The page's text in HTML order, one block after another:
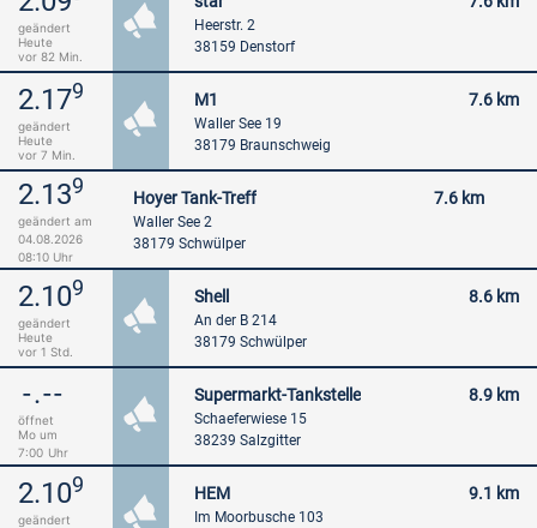
geändert
Heute
vor 82 Min.
Heerstr. 2
38159 Denstorf
2.179
geändert
Heute
vor 7 Min.
M1 7.6 km
Waller See 19
38179 Braunschweig
2.139
geändert am
04.08.2026
08:10 Uhr
Hoyer Tank-Treff 7.6 km
Waller See 2
38179 Schwülper
2.109
geändert
Heute
vor 1 Std.
Shell 8.6 km
An der B 214
38179 Schwülper
-.--
öffnet
Mo um
7:00 Uhr
Supermarkt-Tankstelle 8.9 km
Schaeferwiese 15
38239 Salzgitter
2.109
geändert
HEM 9.1 km
Im Moorbusche 103